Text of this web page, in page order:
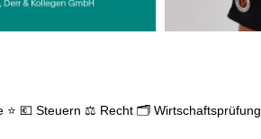
⭐ 💶 Steuern ⚖️ Recht 🗂️ Wirtschaftsprüfung